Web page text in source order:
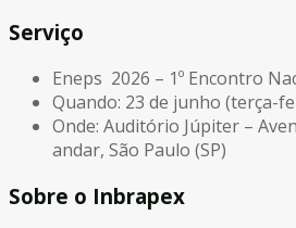
Serviço
Eneps 2026 – 1º Encontro
Quando: 23 de junho (terça-
Onde: Auditório Júpiter –
andar, São Paulo (SP)
Sobre o Inbrapex